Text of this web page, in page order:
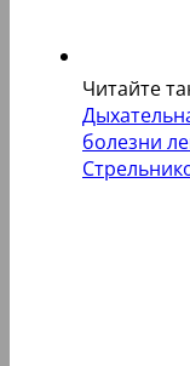
Читайте
болезни